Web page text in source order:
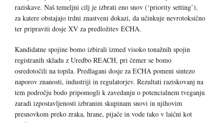
raziskave. Naš temeljni cilj je izbrati eno snov (‘priority setting’),
za katere obstajajo trdni znastveni dokazi, da učinkuje nevrotoksično
ter pripraviti dosje XV za predložitev ECHA.
Kandidatne spojine bomo izbirali izmed visoko tonažnih spojin
registranih skladu z Uredbo REACH, pri čemer se bomo
osredotočili na topila. Predlagani dosje za ECHA pomeni sintezo
naporov znanosti, industriji in regulatorjev. Rezultati raziskovanj na
tem področju bodo pripomogli k zavedanju o potencialnem tveganju
zaradi izpostavljenosti izbranim skupinam snovi in njihovim
presnovkom preko zraka, hrane, pijače in vode tako v laični kot